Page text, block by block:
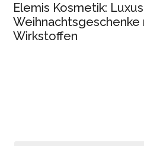
Elemis Kosmetik:
Weihnachtsgeschenke
Wirkstoffen